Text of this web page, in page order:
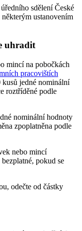
sdělení České
ustanovením
uhradit
mincí na pobočkách
pracovištích
kusů jedné nominální
roztříděné podle
nominální hodnoty
zpoplatněna podle
nebo mincí
pokud se
odečte od částky